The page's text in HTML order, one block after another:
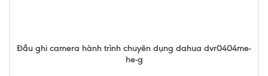
Đầu ghi camera hành trình chuyên dụng dahua dvr0404me-
he-g